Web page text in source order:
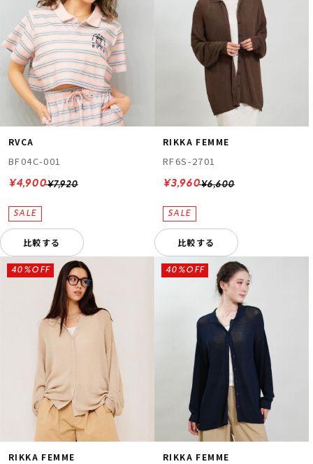
RVCA
BF04C-001
¥7,920
¥4,900
比較する
RIKKA FEMME
RF6S-2701
¥6,600
¥3,960
比較する
RIKKA FEMME
40%OFF
RIKKA FEMME
40%OFF